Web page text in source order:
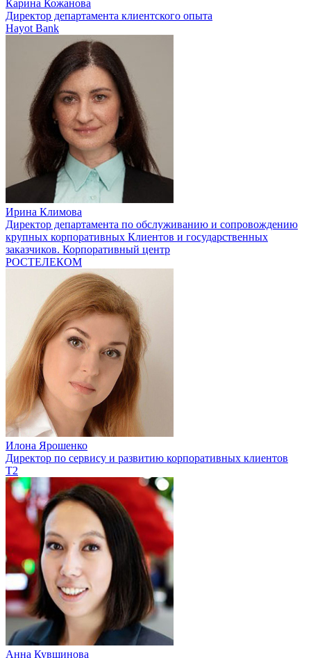
Карина Кожанова
Директор департамента клиентского опыта
Hayot Bank
Ирина Климова
Директор департамента по обслуживанию и сопровождению
крупных корпоративных Клиентов и государственных
заказчиков. Корпоративный центр
РОСТЕЛЕКОМ
Илона Ярошенко
Директор по сервису и развитию корпоративных клиентов
T2
Анна Кувшинова